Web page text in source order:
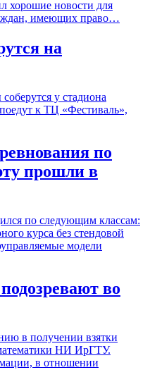
хорошие новости для
имеющих право…
на
у стадиона
к ТЦ «Фестиваль»,
по
прошли в
по следующим классам:
курса без стендовой
модели
во
в получении взятки
НИ ИрГТУ.
в отношении